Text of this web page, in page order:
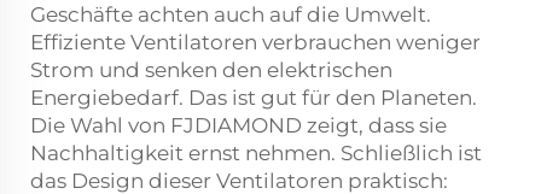
Geschäfte achten auch auf die Umwelt.
Effiziente Ventilatoren verbrauchen weniger
Strom und senken den elektrischen
Energiebedarf. Das ist gut für den Planeten.
Die Wahl von FJDIAMOND zeigt, dass sie
Nachhaltigkeit ernst nehmen. Schließlich ist
das Design dieser Ventilatoren praktisch: